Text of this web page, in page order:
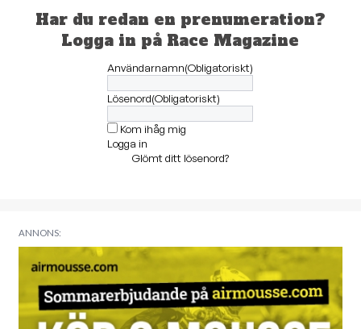
Har du redan en prenumeration?
Logga in på Race Magazine
Användarnamn(Obligatoriskt)
Lösenord(Obligatoriskt)
Kom ihåg mig
Logga in
Glömt ditt lösenord?
ANNONS: